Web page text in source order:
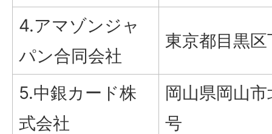
4.アマゾンジャ
パン合同会社
東京都目黒
5.中銀カード株
式会社
岡山県岡山
号